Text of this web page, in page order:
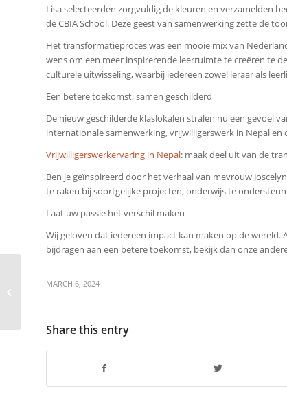
Lisa selecteerden zorgvuldig de kleuren en verzamelden
de CBIA School. Deze geest van samenwerking zette de
Het transformatieproces was een mooie mix van
wens om een ​​meer inspirerende leerruimte te creëren te
culturele uitwisseling, waarbij iedereen zowel leraar als
Een betere toekomst, samen geschilderd
De nieuw geschilderde klaslokalen stralen nu een gevoel
internationale samenwerking, vrijwilligerswerk in Nepal
Vrijwilligerswerkervaring in Nepal: maak deel uit van de
Ben je geïnspireerd door het verhaal van mevrouw
te raken bij soortgelijke projecten, onderwijs te
Laat uw passie het verschil maken
Wij geloven dat iedereen impact kan maken op de
bijdragen aan een betere toekomst, bekijk dan onze
MARCH 6, 2024
Share this entry
Joscelyn, Lisa, Liv,